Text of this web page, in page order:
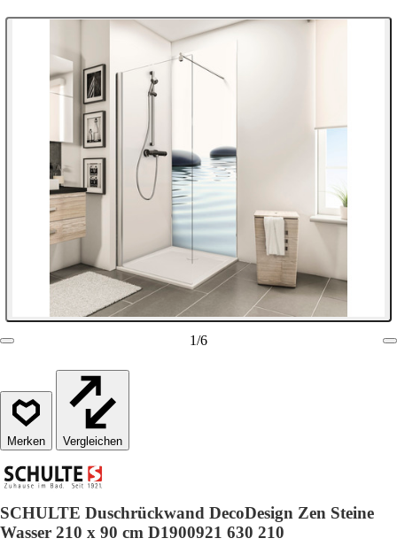
1/6
Vergleichen
SCHULTE Duschrückwand DecoDesign Zen Steine
Wasser 210 x 90 cm D1900921 630 210